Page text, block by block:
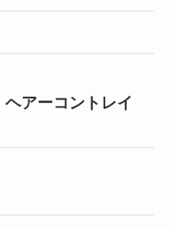
アーコントレイ